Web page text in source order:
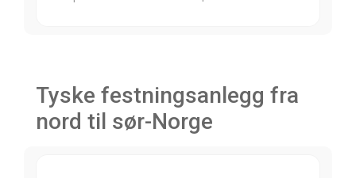
Tyske festningsanlegg fra
nord til sør-Norge